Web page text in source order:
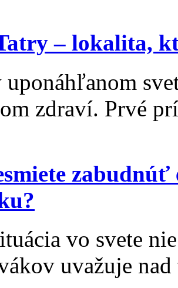
– lokalita,
zdraví. Prvé
zabudnúť
vo svete
uvažuje